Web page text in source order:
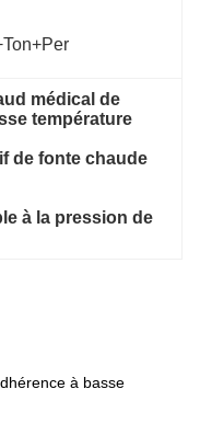
médical de
température
de fonte chaude
à la pression de
à basse